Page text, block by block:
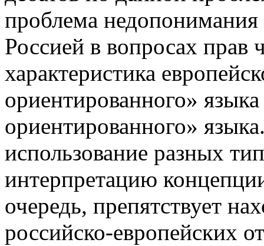
проблема
Россией в вопросах прав
характеристика
ориентированного»
ориентированного»
использование разных
интерпретацию
очередь, препятствует
российско-европейских